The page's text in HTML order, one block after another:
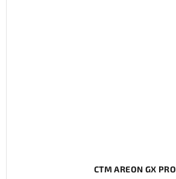
CTM AREON GX PRO